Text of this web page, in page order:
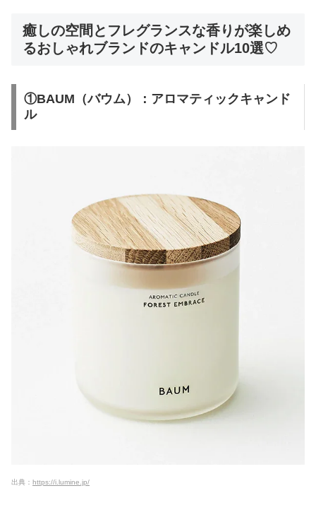
癒しの空間とフレグランスな香りが楽しめ
るおしゃれブランドのキャンドル10選♡
①BAUM（バウム）：アロマティックキャンド
ル
出典： https://i.lumine.jp/